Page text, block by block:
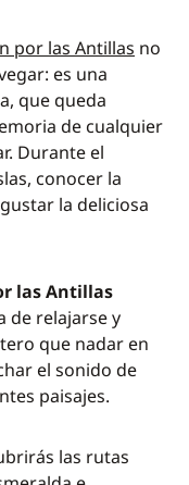
por las Antillas no
es una
que queda
de cualquier
Durante el
conocer la
la deliciosa
las Antillas
de relajarse y
que nadar en
el sonido de
paisajes.
las rutas